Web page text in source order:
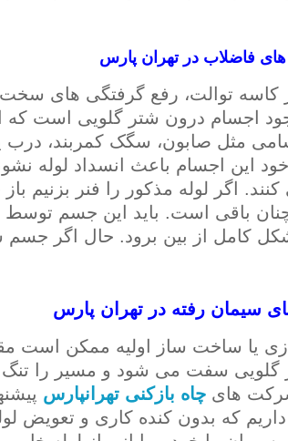
فاضلاب در تهران پارس
کاسه توالت، رفع گرفتگی های
اجسام درون شتر گلویی است که
مثل صابون، سگک کمربند، درب
این اجسام باعث انسداد لوله
اگر لوله مذکور را فنر بزنیم
باقی است. باید این جسم توسط
کامل از بین برود. حال اگر جسم
سیمان رفته در تهران پارس
یا ساخت ساز اولیه ممکن است
سفت می شود و مسیر را تنگ و
چاه بازکنی تهرانپارس
که بدون کنده کاری و تعویض